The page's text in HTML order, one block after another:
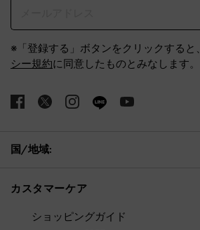
※「登録する」ボタンをクリックすると、
シー規約に同意したものとみなします。
国/地域:
カスタマーケア
ショッピングガイド